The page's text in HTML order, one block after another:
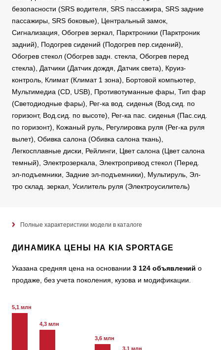
безопасности (SRS водителя, SRS пассажира, SRS задние
пассажиры, SRS боковые), Центральный замок,
Сигнализация, Обогрев зеркал, Парктроники (Парктроник
задний), Подогрев сидений (Подогрев пер.сидений),
Обогрев стекол (Обогрев задн. стекла, Обогрев перед
стекла), Датчики (Датчик дождя, Датчик света), Круиз-
контроль, Климат (Климат 1 зона), Бортовой компьютер,
Мультимедиа (CD, USB), Противотуманные фары, Тип фар
(Светодиодные фары), Рег-ка вод. сиденья (Вод.сид. по
горизонт, Вод.сид. по высоте), Рег-ка пас. сиденья (Пас.сид.
по горизонт), Кожаный руль, Регулировка руля (Рег-ка руля
вылет), Обивка салона (Обивка салона ткань),
Легкосплавные диски, Рейлинги, Цвет салона (Цвет салона
темный), Электрозеркала, Электропривод стекол (Перед.
эл-подъемники, Задние эл-подъемники), Мультируль, Эл-
тро склад. зеркал, Усилитель руля (Электроусилитель)
Полные характеристики модели в каталоге
ДИНАМИКА ЦЕНЫ НА KIA SPORTAGE
Указана средняя цена на основании 3 124 объявлений о
продаже, без учета поколения, кузова и модификации.
5,1 млн
4,3 млн
3,6 млн
3,1 млн